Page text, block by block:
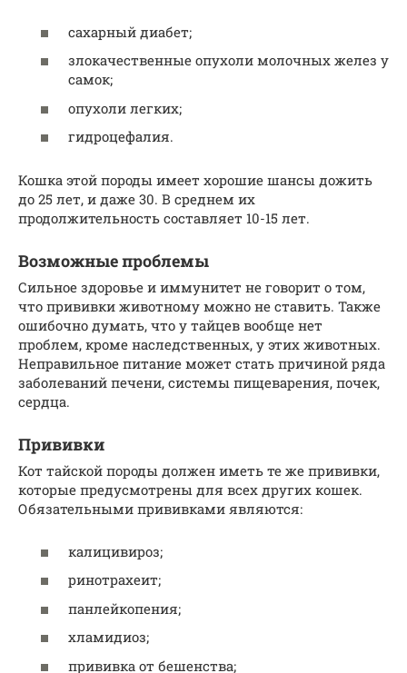
сахарный диабет;
злокачественные опухоли молочных желез у
самок;
опухоли легких;
гидроцефалия.
Кошка этой породы имеет хорошие шансы дожить
до 25 лет, и даже 30. В среднем их
продолжительность составляет 10-15 лет.
Возможные проблемы
Сильное здоровье и иммунитет не говорит о том,
что прививки животному можно не ставить. Также
ошибочно думать, что у тайцев вообще нет
проблем, кроме наследственных, у этих животных.
Неправильное питание может стать причиной ряда
заболеваний печени, системы пищеварения, почек,
сердца.
Прививки
Кот тайской породы должен иметь те же прививки,
которые предусмотрены для всех других кошек.
Обязательными прививками являются:
калицивироз;
ринотрахеит;
панлейкопения;
хламидиоз;
прививка от бешенства;